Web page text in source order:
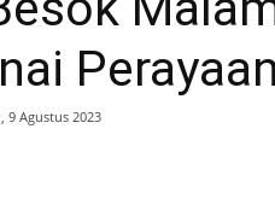
9 Agustus 2023